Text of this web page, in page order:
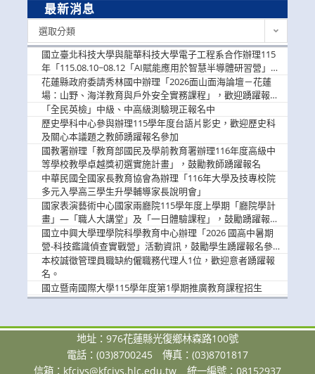
最新消息
選取分類
國立臺北科技大學與龍華科技大學電子工程系合作辦理115
年「115.08.10~08.12「AI賦能應用於智慧半導體研習營」，
歡迎學生踴躍報名參加
花蓮縣政府委請秀林國中辦理「2026面山面海論壇－花蓮
場：山野、海洋教育與戶外安全實務課程」，歡迎踴躍報名
參加
「全民英檢」中級、中高級測驗現正報名中
歷史學科中心參與辦理115學年度台語片影史，歡迎歷史科
及關心本議題之教師踴躍報名參加
國教署辦理「教育部國民及學前教育署辦理116年度高級中
等學校教學卓越獎初選實施計畫」，鼓勵教師踴躍報名
中華民國全國家長教育協會為辦理「116年大學及技專校院
多元入學高三學生升學輔導家長說明會」
國家表演藝術中心國家兩廳院115學年度上學期「廳院學計
畫」—「職人大講堂」及「一日體驗課程」，鼓勵踴躍報名
參與。
國立中興大學理學院科學教育中心辦理「2026 國高中暑期
營-科技鑑識偵查實戰營」活動資訊，鼓勵學生踴躍報名參
加。
本校誠徵管理員職缺約僱職務代理人1位，歡迎意者踴躍報
名。
國立暨南國際大學115學年度第1學期推廣教育課程招生
地址：976花蓮縣光復鄉林森路100號
電話：(03)8700245
傳真：(03)8701817
信箱： kfcivs@kfcivs.hlc.edu.tw 統一編號：08152937